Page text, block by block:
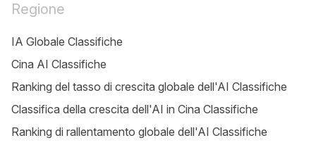
Regione
IA Globale Classifiche
Cina AI Classifiche
Ranking del tasso di crescita globale dell'AI Classifiche
Classifica della crescita dell'AI in Cina Classifiche
Ranking di rallentamento globale dell'AI Classifiche